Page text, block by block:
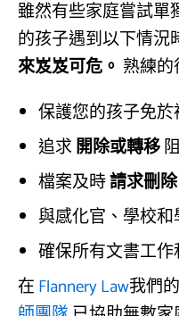
雖然有些家庭嘗試單
的孩子遇到以下情況
來岌岌可危。 熟練
保護您的孩子免
追求開除或轉移
檔案及時請求刪除
與感化官、學校
確保所有文書工
在Flannery Law我們的